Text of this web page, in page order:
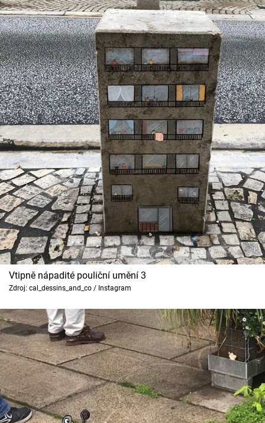
Vtipně nápadité pouliční umění 3
Zdroj: cal_dessins_and_co / Instagram